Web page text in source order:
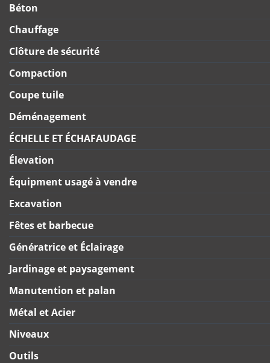
Béton
Chauffage
Clôture de sécurité
Compaction
Coupe tuile
Déménagement
ÉCHELLE ET ÉCHAFAUDAGE
Élevation
Équipment usagé à vendre
Excavation
Fêtes et barbecue
Génératrice et Éclairage
Jardinage et paysagement
Manutention et palan
Métal et Acier
Niveaux
Outils